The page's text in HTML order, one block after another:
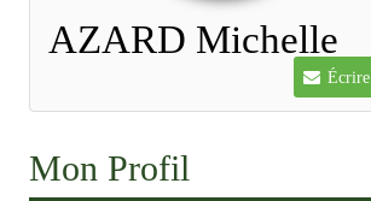
AZARD Michelle
Écrire
Mon Profil